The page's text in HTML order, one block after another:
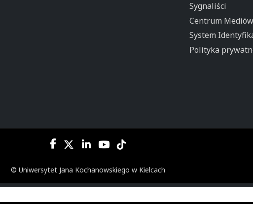
Sygnaliści
Centrum
System
Polityka
© Uniwersytet Jana Kochanowskiego w Kielcach